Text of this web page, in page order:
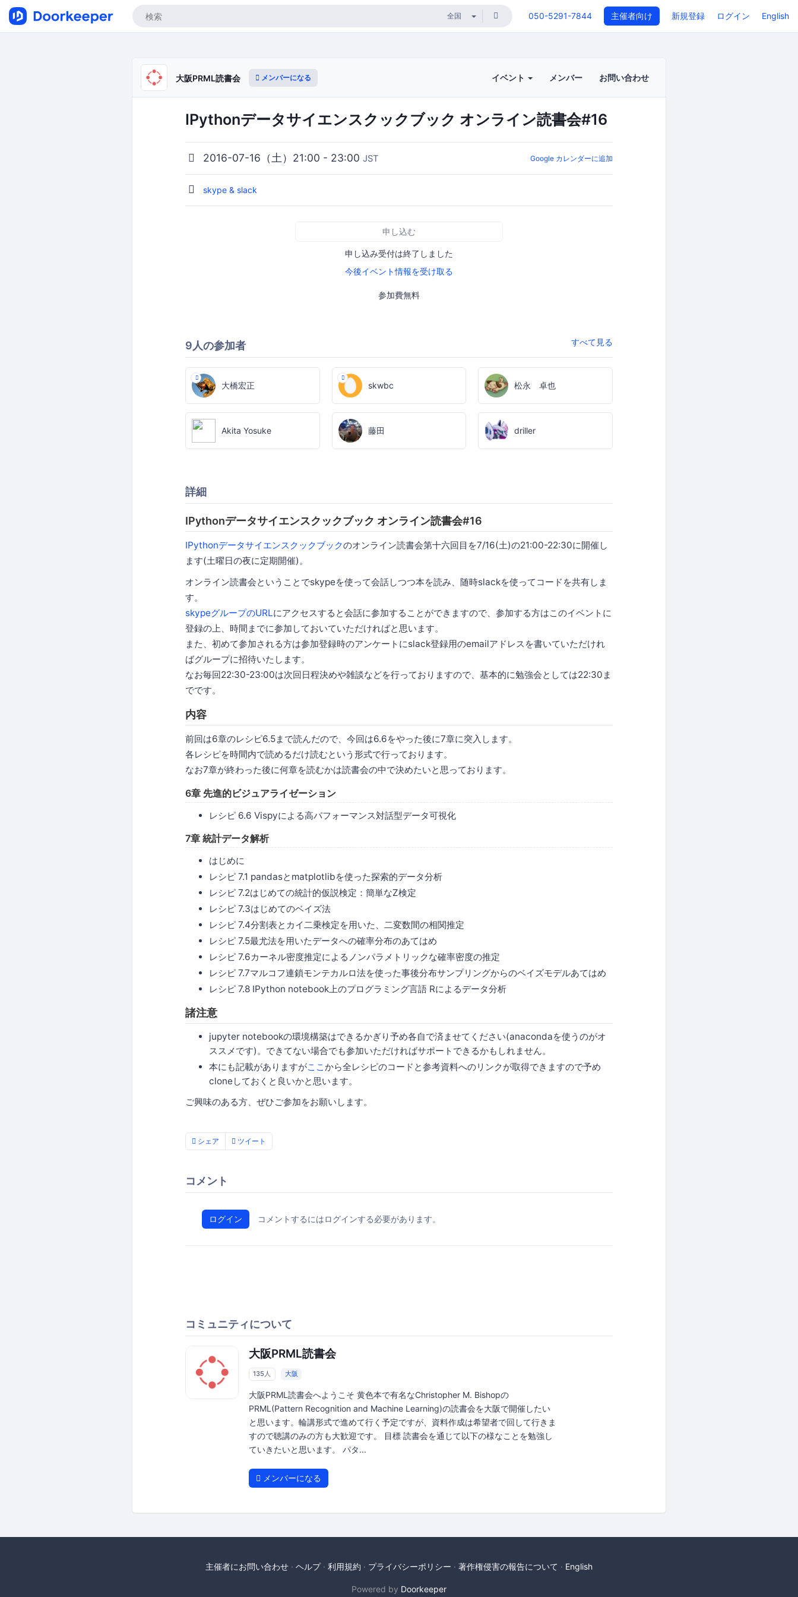
050-5291-7844 主催者向け 新規登録 ログイン English
大阪PRML読書会 メンバーになる イベント メンバー お問い合わせ
IPythonデータサイエンスクックブック オンライン読書会#16
2016-07-16（土）21:00 - 23:00 JST Google カレンダーに追加
skype & slack
申し込む
申し込み受付は終了しました
今後イベント情報を受け取る
参加費無料
9人の参加者 すべて見る
大橋宏正 skwbc 松永 卓也
Akita Yosuke 藤田 driller
詳細
IPythonデータサイエンスクックブック オンライン読書会#16
IPythonデータサイエンスクックブックのオンライン読書会第十六回目を7/16(土)の21:00-22:30に開催し
ます(土曜日の夜に定期開催)。
オンライン読書会ということでskypeを使って会話しつつ本を読み、随時slackを使ってコードを共有しま
す。
skypeグループのURLにアクセスすると会話に参加することができますので、参加する方はこのイベントに
登録の上、時間までに参加しておいていただければと思います。
また、初めて参加される方は参加登録時のアンケートにslack登録用のemailアドレスを書いていただけれ
ばグループに招待いたします。
なお毎回22:30-23:00は次回日程決めや雑談などを行っておりますので、基本的に勉強会としては22:30ま
でです。
内容
前回は6章のレシピ6.5まで読んだので、今回は6.6をやった後に7章に突入します。
各レシピを時間内で読めるだけ読むという形式で行っております。
なお7章が終わった後に何章を読むかは読書会の中で決めたいと思っております。
6章 先進的ビジュアライゼーション
レシピ 6.6 Vispyによる高パフォーマンス対話型データ可視化
7章 統計データ解析
はじめに
レシピ 7.1 pandasとmatplotlibを使った探索的データ分析
レシピ 7.2はじめての統計的仮説検定：簡単なZ検定
レシピ 7.3はじめてのベイズ法
レシピ 7.4分割表とカイ二乗検定を用いた、二変数間の相関推定
レシピ 7.5最尤法を用いたデータへの確率分布のあてはめ
レシピ 7.6カーネル密度推定によるノンパラメトリックな確率密度の推定
レシピ 7.7マルコフ連鎖モンテカルロ法を使った事後分布サンプリングからのベイズモデルあてはめ
レシピ 7.8 IPython notebook上のプログラミング言語 Rによるデータ分析
諸注意
jupyter notebookの環境構築はできるかぎり予め各自で済ませてください(anacondaを使うのがオ
ススメです)。できてない場合でも参加いただければサポートできるかもしれません。
本にも記載がありますがここ から全レシピのコードと参考資料へのリンクが取得できますので予め
cloneしておくと良いかと思います。
ご興味のある方、ぜひご参加をお願いします。
シェア ツイート
コメント
ログイン コメントするにはログインする必要があります。
コミュニティについて
大阪PRML読書会
135人 大阪
大阪PRML読書会へようこそ 黄色本で有名なChristopher M. Bishopの
PRML(Pattern Recognition and Machine Learning)の読書会を大阪で開催したい
と思います。輪講形式で進めて行く予定ですが、資料作成は希望者で回して行きま
すので聴講のみの方も大歓迎です。 目標 読書会を通じて以下の様なことを勉強し
ていきたいと思います。 パタ...
メンバーになる
主催者にお問い合わせ ヘルプ 利用規約 プライバシーポリシー 著作権侵害の報告について English
Powered by Doorkeeper